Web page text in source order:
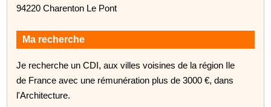
94220 Charenton Le Pont
Ma recherche
Je recherche un CDI, aux villes voisines de la région Ile
de France avec une rémunération plus de 3000 €, dans
l'Architecture.